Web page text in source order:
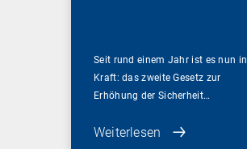
Seit rund einem Jahr ist es nun in
Kraft: das zweite Gesetz zur
Erhöhung der Sicherheit…
Weiterlesen